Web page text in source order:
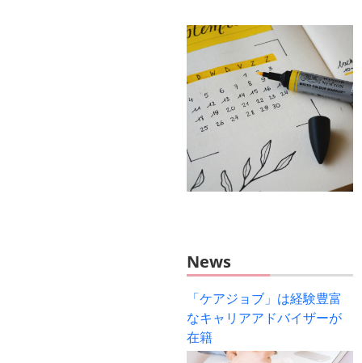
News
「ケアジョブ」は経験豊富
なキャリアアドバイザーが
在籍